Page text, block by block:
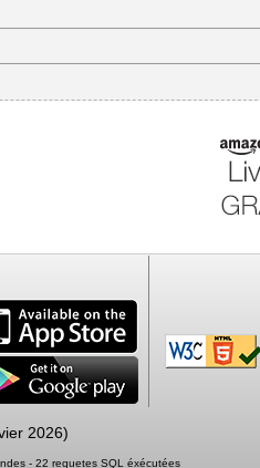
2026)
- 22 requetes SQL éxécutées